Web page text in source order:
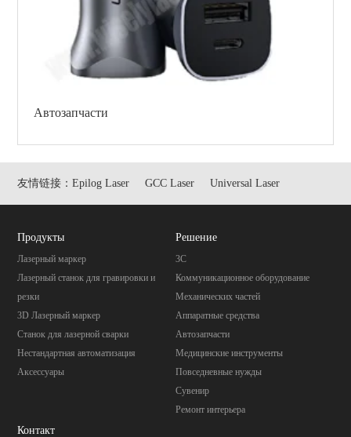
Автозапчасти
友情链接：Epilog Laser GCC Laser Universal Laser
Продукты
Лазерный маркер
Лазерный станок для гравировки и
резки
3D Лазерный маркер
Станок для лазерной сварки
Нестандартная автоматизация
Аксессуары
Pешение
3C
Коммуникационное оборудование
Механических частей
Aппаратные средства
Автозапчасти
Mедицинские инструменты
Повседневные нужды
Cувенир
Pемонт интерьера
Контакт